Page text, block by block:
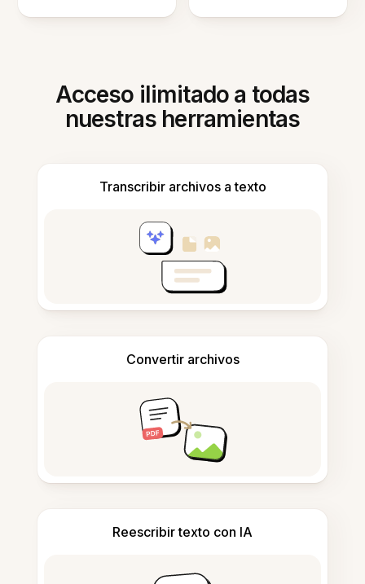
Acceso ilimitado a todas
nuestras herramientas
Transcribir archivos a texto
Convertir archivos
Reescribir texto con IA